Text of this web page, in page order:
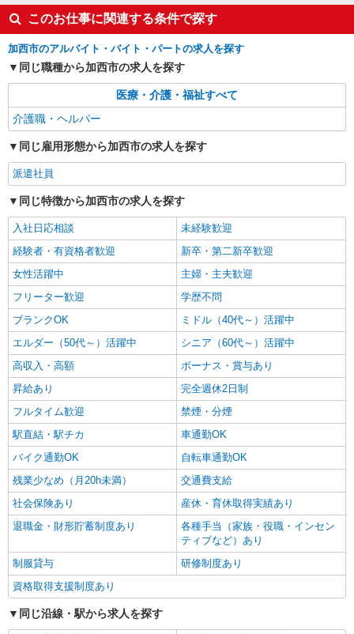
このお仕事に関連する条件で探す
加西市のアルバイト・バイト・パートの求人を探す
同じ職種から加西市の求人を探す
医療・介護・福祉すべて
介護職・ヘルパー
同じ雇用形態から加西市の求人を探す
派遣社員
同じ特徴から加西市の求人を探す
入社日応相談
未経験歓迎
経験者・有資格者歓迎
新卒・第二新卒歓迎
女性活躍中
主婦・主夫歓迎
フリーター歓迎
学歴不問
ブランクOK
ミドル（40代～）活躍中
エルダー（50代～）活躍中
シニア（60代～）活躍中
高収入・高額
ボーナス・賞与あり
昇給あり
完全週休2日制
フルタイム歓迎
禁煙・分煙
駅直結・駅チカ
車通勤OK
バイク通勤OK
自転車通勤OK
残業少なめ（月20h未満）
交通費支給
社会保険あり
産休・育休取得実績あり
退職金・財形貯蓄制度あり
各種手当（家族・役職・インセン
ティブなど）あり
制服貸与
研修制度あり
資格取得支援制度あり
同じ沿線・駅から求人を探す